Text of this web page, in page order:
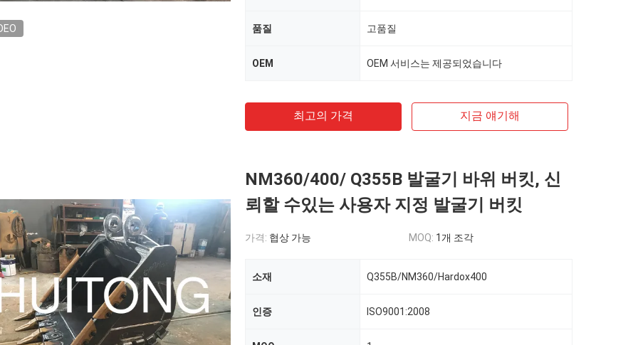
품질 고품질
OEM OEM 서비스는 제공되었습니다
최고의 가격 지금 얘기해
NM360/400/ Q355B 발굴기 바위 버킷, 신
뢰할 수있는 사용자 지정 발굴기 버킷
가격: 협상 가능 MOQ: 1개 조각
소재 Q355B/NM360/Hardox400
인증 ISO9001:2008